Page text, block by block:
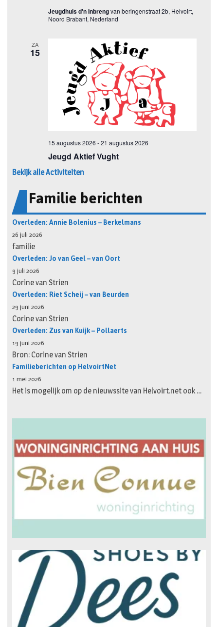
Bekijk alle Activiteiten
Familie berichten
Overleden: Annie Bolenius – Berkelmans
26 juli 2026
familie
Overleden: Jo van Geel – van Oort
9 juli 2026
Corine van Strien
Overleden: Riet Scheij – van Beurden
29 juni 2026
Corine van Strien
Overleden: Zus van Kuijk – Pollaerts
19 juni 2026
Bron: Corine van Strien
Familieberichten op HelvoirtNet
1 mei 2026
Het is mogelijk om op de nieuwssite van Helvoirt.net ook …